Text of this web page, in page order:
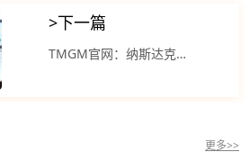
>下一篇
TMGM官网：纳斯达克100指数亦呈八连升 股市继续反弹
更多>>